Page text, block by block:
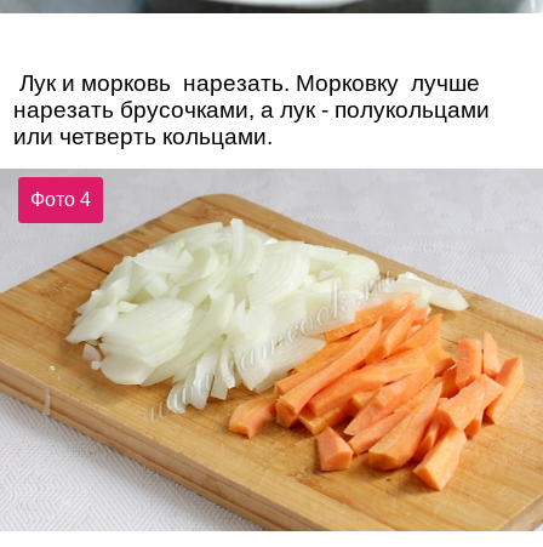
Лук и морковь нарезать. Морковку лучше
нарезать брусочками, а лук - полукольцами
или четверть кольцами.
Фото 4